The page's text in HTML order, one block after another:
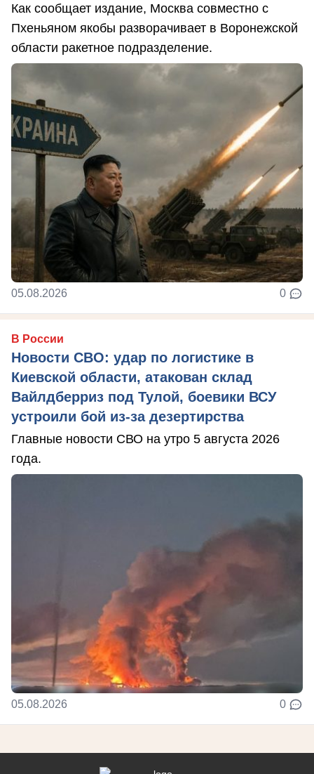
Как сообщает издание, Москва совместно с
Пхеньяном якобы разворачивает в Воронежской
области ракетное подразделение.
05.08.2026 0
В России
Новости СВО: удар по логистике в
Киевской области, атакован склад
Вайлдберриз под Тулой, боевики ВСУ
устроили бой из-за дезертирства
Главные новости СВО на утро 5 августа 2026
года.
05.08.2026 0